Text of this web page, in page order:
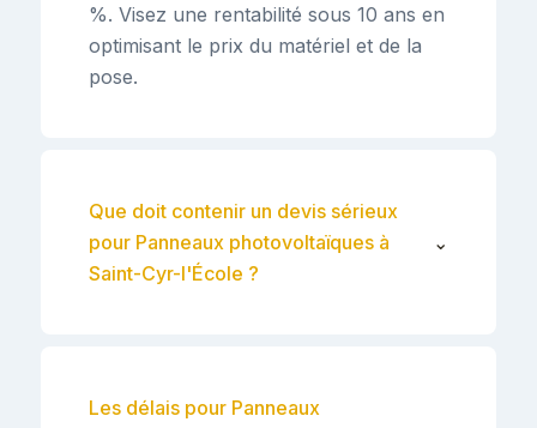
%. Visez une rentabilité sous 10 ans en
optimisant le prix du matériel et de la
pose.
Que doit contenir un devis sérieux
pour Panneaux photovoltaïques à
Saint-Cyr-l'École ?
⌄
Les délais pour Panneaux